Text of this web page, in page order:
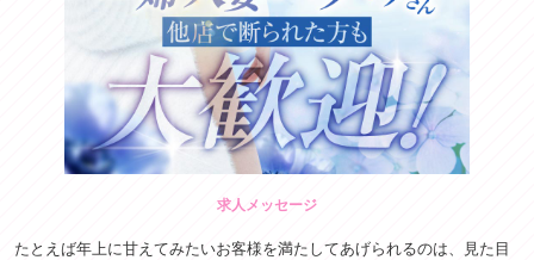
求人メッセージ
たとえば年上に甘えてみたいお客様を満たしてあげられるのは、見た目